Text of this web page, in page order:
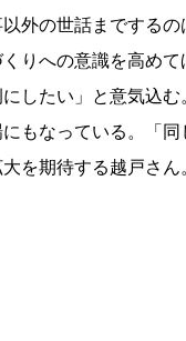
外の世話までするの
りへの意識を高め
したい」と意気込む
もなっている。「
を期待する越戸さ